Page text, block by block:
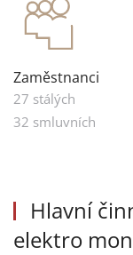
Zaměstnanci
27 stálých
32 smluvních
Hlavní
elektro